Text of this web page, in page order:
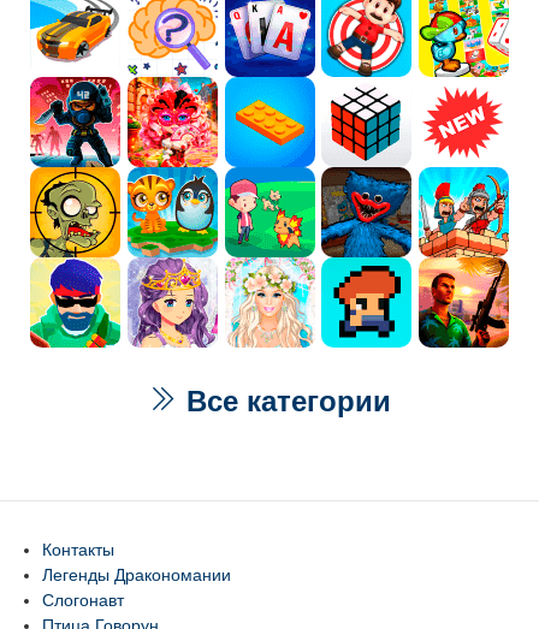
Все категории
Контакты
Легенды Дракономании
Слогонавт